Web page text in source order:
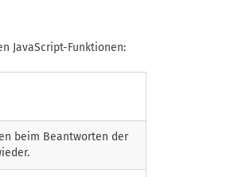
JavaScript-Funktionen:
beim Beantworten der